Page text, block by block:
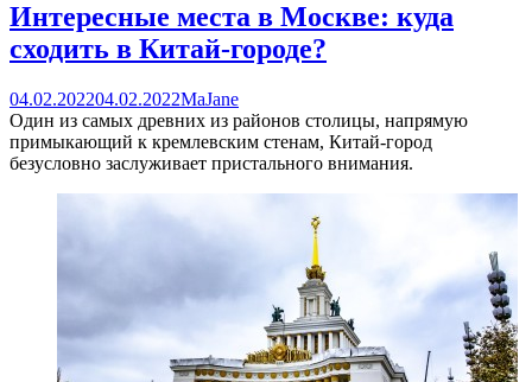
Интересные места в Москве: куда
сходить в Китай-городе?
04.02.202204.02.2022MaJane
Один из самых древних из районов столицы, напрямую
примыкающий к кремлевским стенам, Китай-город
безусловно заслуживает пристального внимания.